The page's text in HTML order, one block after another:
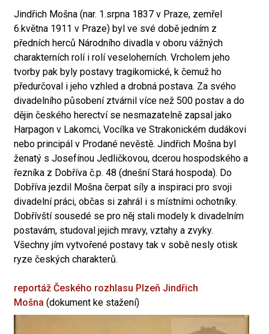
Jindřich Mošna (nar. 1.srpna 1837 v Praze, zemřel
6.května 1911 v Praze) byl ve své době jedním z
předních herců Národního divadla v oboru vážných
charakterních rolí i rolí veseloherních. Vrcholem jeho
tvorby pak byly postavy tragikomické, k čemuž ho
předurčoval i jeho vzhled a drobná postava. Za svého
divadelního působení ztvárnil více než 500 postav a do
dějin českého herectví se nesmazatelně zapsal jako
Harpagon v Lakomci, Vocílka ve Strakonickém dudákovi
nebo principál v Prodané nevěstě. Jindřich Mošna byl
ženatý s Josefínou Jedličkovou, dcerou hospodského a
řezníka z Dobříva č.p. 48 (dnešní Stará hospoda). Do
Dobříva jezdil Mošna čerpat síly a inspiraci pro svoji
divadelní práci, občas si zahrál i s místními ochotníky.
Dobřívští sousedé se pro něj stali modely k divadelním
postavám, studoval jejich mravy, vztahy a zvyky.
Všechny jím vytvořené postavy tak v sobě nesly otisk
ryze českých charakterů.
reportáž Českého rozhlasu Plzeň Jindřich
Mošna (dokument ke stažení)